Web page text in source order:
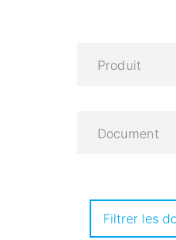
Produit
Document
Filtrer les